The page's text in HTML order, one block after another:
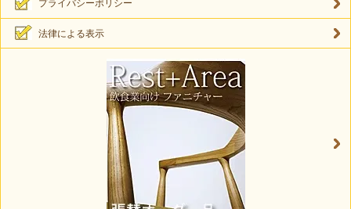
プライバシーポリシー
法律による表示